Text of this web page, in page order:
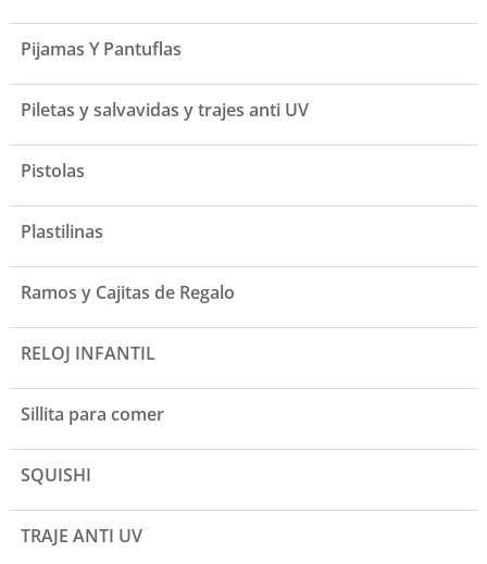
Pijamas Y Pantuflas
Piletas y salvavidas y trajes anti UV
Pistolas
Plastilinas
Ramos y Cajitas de Regalo
RELOJ INFANTIL
Sillita para comer
SQUISHI
TRAJE ANTI UV